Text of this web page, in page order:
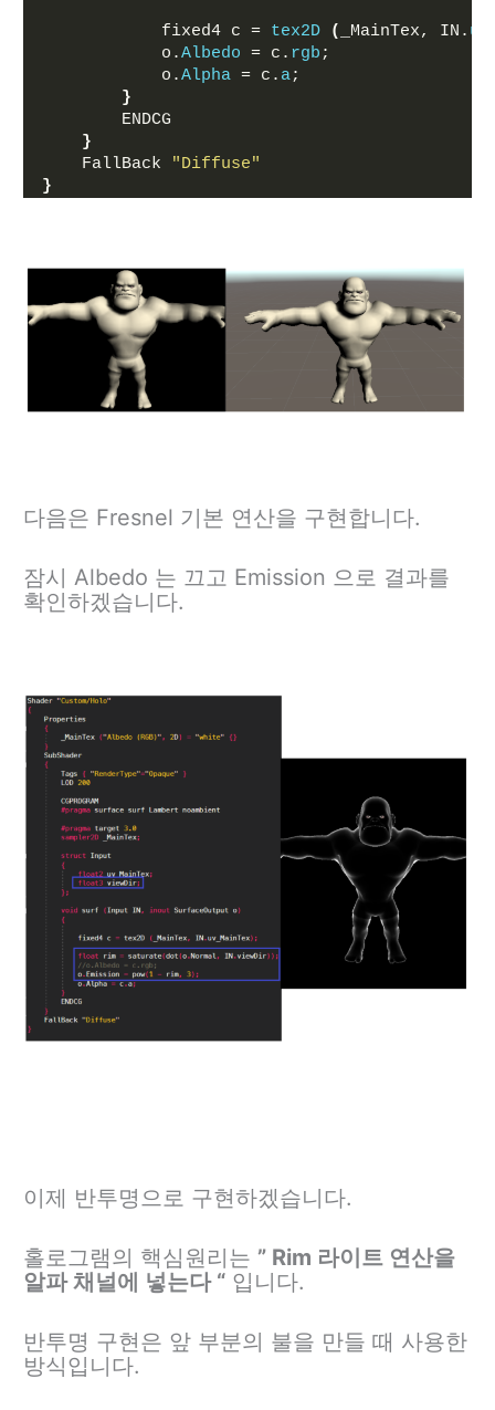
            fixed4 c =
tex2D ( _MainTex, IN.
            o.
Albedo = c. rgb ;
            o.
Alpha = c. a;
}
        ENDCG
}
    FallBack
"Diffuse"
}
다음은 Fresnel 기본 연산을 구현합니다.
잠시 Albedo 는 끄고 Emission 으로 결과를
확인하겠습니다.
이제 반투명으로 구현하겠습니다.
홀로그램의 핵심원리는” Rim 라이트 연산을
알파 채널에 넣는다 “ 입니다.
반투명 구현은 앞 부분의 불을 만들 때 사용한
방식입니다.